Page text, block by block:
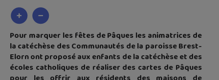
Pour marquer les fêtes de Pâques les animatrices de
la catéchèse des Communautés de la paroisse Brest-
Elorn ont proposé aux enfants de la catéchèse et des
écoles catholiques de réaliser des cartes de Pâques